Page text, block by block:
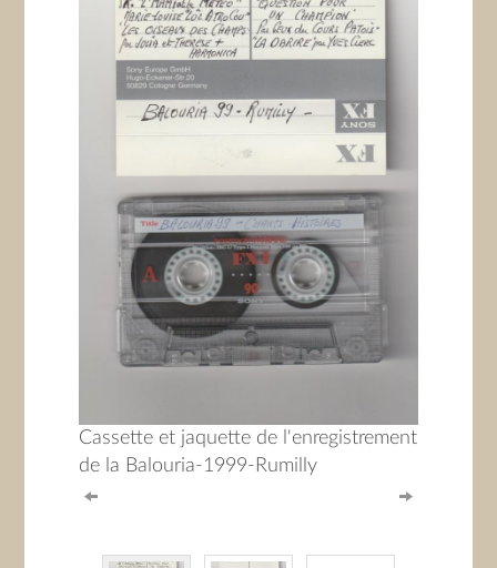
Cassette et jaquette de l'enregistrement
de la Balouria-1999-Rumilly